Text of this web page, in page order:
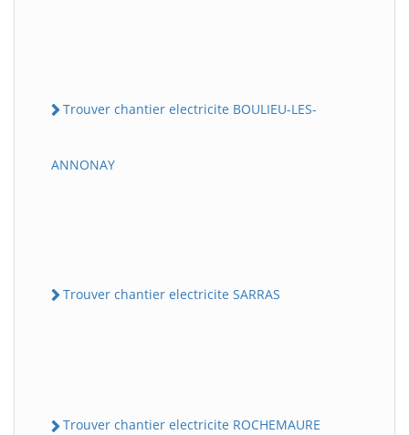
Trouver chantier electricite BOULIEU-LES-
ANNONAY
Trouver chantier electricite SARRAS
Trouver chantier electricite ROCHEMAURE